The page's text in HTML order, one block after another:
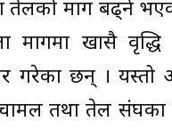
तेलको माग बढ्ने
मागमा खासै
गरेका छन् । यस्तो
चामल तथा तेल